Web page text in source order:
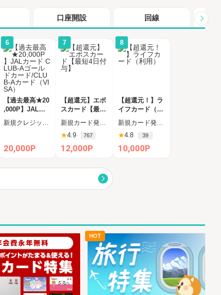
口座開設 回線
6
【過去最高★20
,000P】JALカ
ード CLUB-Aゴ
ールドカード/C
VISA）
新規クレジットカード発行
20,000P
7
【超還元】エポ
スカード【最短
4日付与】
新規カード発行完了
★4.9 767
12,000P
8
【超還元！】ラ
イフカード（利
用）
新規カード発行+ショッピング利用（カード受取必須）
★4.8 39
10,000P
HOT